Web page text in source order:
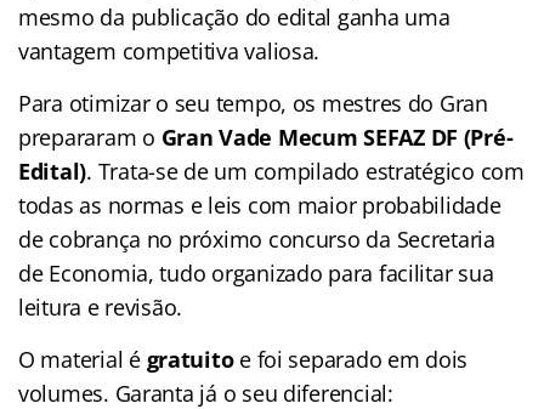
mesmo da publicação do edital ganha uma
vantagem competitiva valiosa.
Para otimizar o seu tempo, os mestres do Gran
prepararam o Gran Vade Mecum SEFAZ DF (Pré-
Edital). Trata-se de um compilado estratégico com
todas as normas e leis com maior probabilidade
de cobrança no próximo concurso da Secretaria
de Economia, tudo organizado para facilitar sua
leitura e revisão.
O material é gratuitoe foi separado em dois
volumes. Garanta já o seu diferencial: